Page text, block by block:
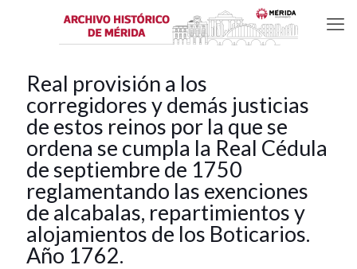
Real provisión a los
corregidores y demás justicias
de estos reinos por la que se
ordena se cumpla la Real Cédula
de septiembre de 1750
reglamentando las exenciones
de alcabalas, repartimientos y
alojamientos de los Boticarios.
Año 1762.